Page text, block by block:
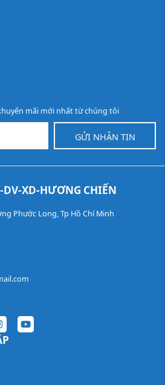
mãi mới nhất từ chúng tôi
GỬI NHẬN TIN
DV-XD-HƯƠNG CHIẾN
Phước Long, Tp Hồ Chí Minh